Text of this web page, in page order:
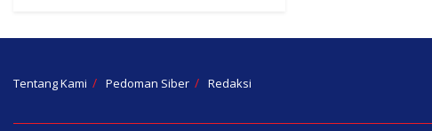
Tentang Kami Pedoman Siber Redaksi